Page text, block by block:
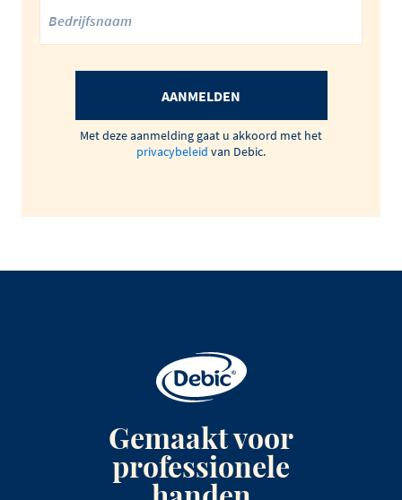
AANMELDEN
Met deze aanmelding gaat u akkoord met het
privacybeleid van Debic.
Gemaakt voor
professionele